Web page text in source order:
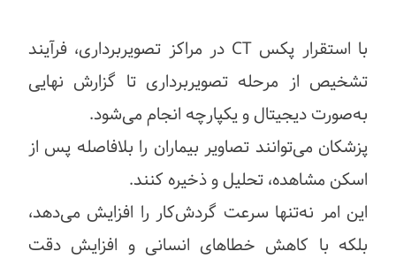
با استقرار پکس CT در مراکز تصویربرداری، فرآیند
تشخیص از مرحله تصویربرداری تا گزارش نهایی
به‌صورت دیجیتال و یکپارچه انجام می‌شود.
پزشکان می‌توانند تصاویر بیماران را بلافاصله پس از
اسکن مشاهده، تحلیل و ذخیره کنند.
این امر نه‌تنها سرعت گردش‌کار را افزایش می‌دهد،
بلکه با کاهش خطاهای انسانی و افزایش دقت